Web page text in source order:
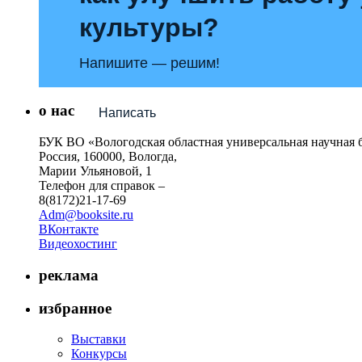
культуры?
Напишите — решим!
Написать
о нас
БУК ВО «Вологодская областная универсальная научная
Россия, 160000, Вологда,
Марии Ульяновой, 1
Телефон для справок –
8(8172)21-17-69
Adm@booksite.ru
ВКонтакте
Видеохостинг
реклама
избранное
Выставки
Конкурсы